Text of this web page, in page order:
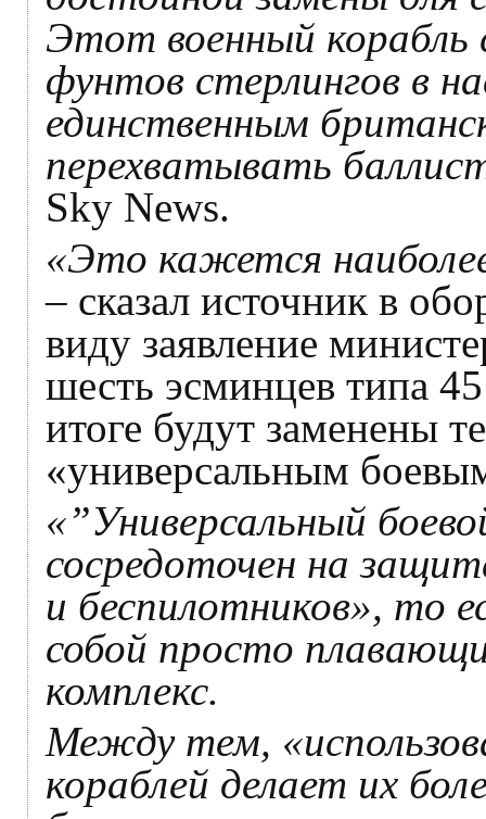
Этот военный
фунтов стерлингов в
единственным
перехватывать
Sky News.
«Это кажется
– сказал источник в
виду заявление
шесть эсминцев типа
итоге будут заменены
«универсальным
«”Универсальный
сосредоточен на
и беспилотников», то
собой просто
комплекс.
Между тем,
кораблей делает их